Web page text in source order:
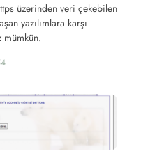
üzerinden veri çekebilen
yazılımlara karşı
mümkün.